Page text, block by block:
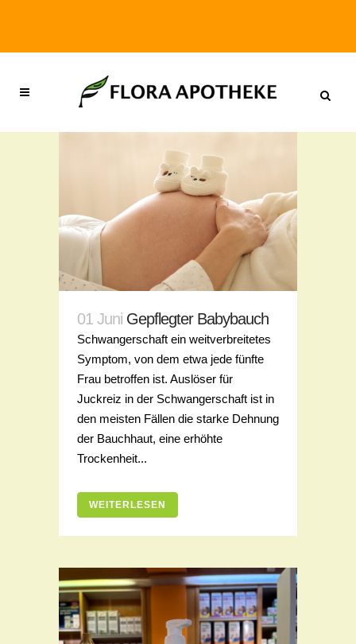
01 Juni Gepflegter Babybauch
Schwangerschaft ein weitverbreitetes
Symptom, von dem etwa jede fünfte
Frau betroffen ist. Auslöser für
Juckreiz in der Schwangerschaft ist in
den meisten Fällen die starke Dehnung
der Bauchhaut, eine erhöhte
Trockenheit...
WEITERLESEN